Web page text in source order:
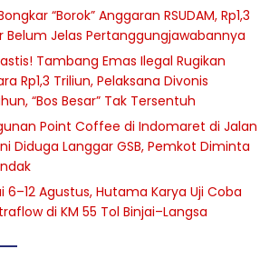
“Borok” Anggaran RSUDAM, Rp1,3
Belum Jelas Pertanggungjawabannya
Tambang Emas Ilegal Rugikan
Rp1,3 Triliun, Pelaksana Divonis
“Bos Besar” Tak Tersentuh
Point Coffee di Indomaret di Jalan
Diduga Langgar GSB, Pemkot Diminta
6–12 Agustus, Hutama Karya Uji Coba
di KM 55 Tol Binjai–Langsa